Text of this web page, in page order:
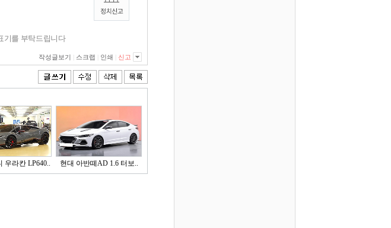
기를 부탁드립니다
작성글보기 스크랩 인쇄 신고
우라칸 LP640.. 현대 아반떼AD 1.6 터보..